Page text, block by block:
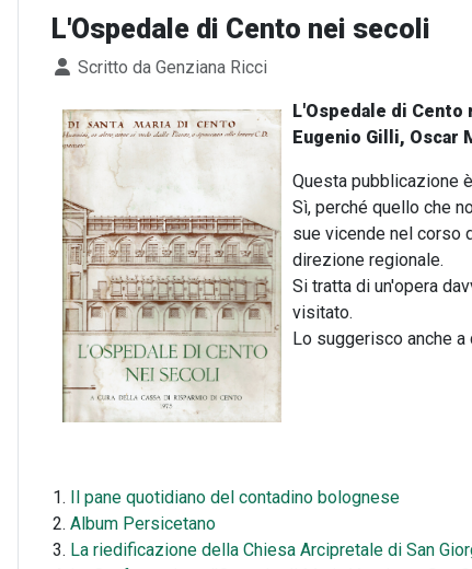
L'Ospedale di Cento nei secoli
Dettagli
Scritto da Genziana Ricci
L'Ospedale di
Eugenio Gilli, Oscar
Questa pubblicazione
Sì, perché quello che
sue vicende nel corso
direzione regionale.
Si tratta di un'opera
visitato.
Lo suggerisco anche
Il pane quotidiano del contadino bolognese
Album Persicetano
La riedificazione della Chiesa Arcipretale di San